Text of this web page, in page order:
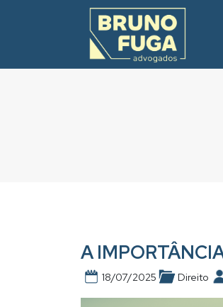
A
18/07/2025 Direito